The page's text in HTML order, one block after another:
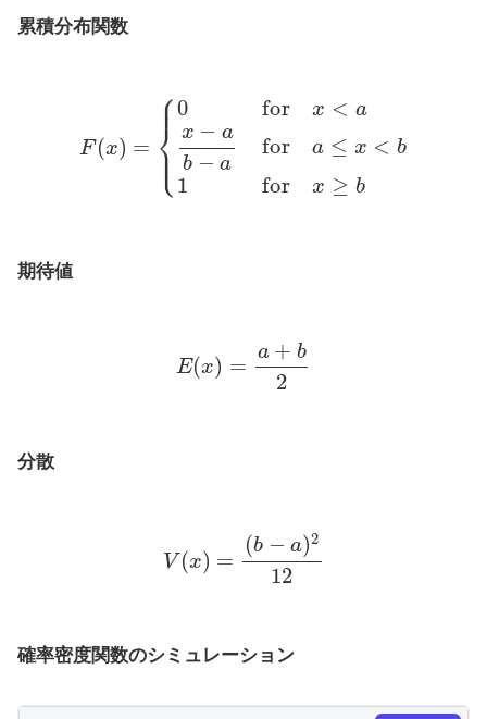
累積分布関数
<ax afor ≤x <b1
期待値
+b2
分散
−a 12
確率密度関数のシミュレーション